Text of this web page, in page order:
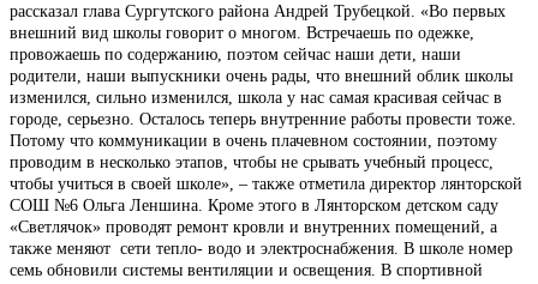
рассказал глава Сургутского района Андрей Трубецкой. «Во первых
внешний вид школы говорит о многом. Встречаешь по одежке,
провожаешь по содержанию, поэтом сейчас наши дети, наши
родители, наши выпускники очень рады, что внешний облик школы
изменился, сильно изменился, школа у нас самая красивая сейчас в
городе, серьезно. Осталось теперь внутренние работы провести тоже.
Потому что коммуникации в очень плачевном состоянии, поэтому
проводим в несколько этапов, чтобы не срывать учебный процесс,
чтобы учиться в своей школе», – также отметила директор лянторской
СОШ №6 Ольга Леншина. Кроме этого в Лянторском детском саду
«Светлячок» проводят ремонт кровли и внутренних помещений, а
также меняют сети тепло- водо и электроснабжения. В школе номер
семь обновили системы вентиляции и освещения. В спортивной